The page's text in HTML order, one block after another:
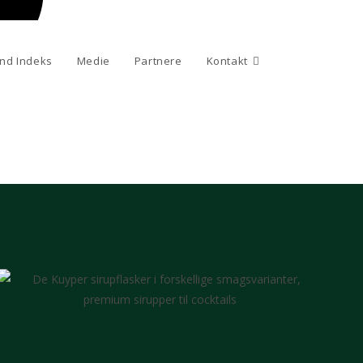
Indeks Medie Partnere Kontakt